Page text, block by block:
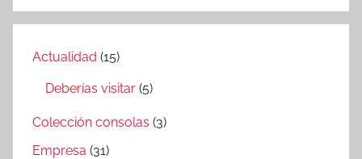
Actualidad (15)
Deberías visitar (5)
Colección consolas (3)
Empresa (31)